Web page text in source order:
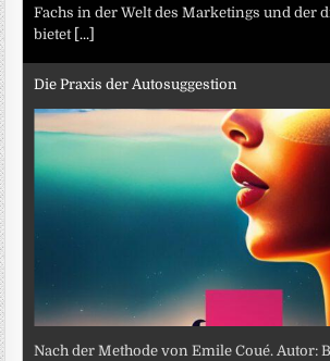
Fachs in der Welt des Marketings und der
bietet [...]
Die Praxis der Autosuggestion
Nach der Methode von Emile Coué. Autor: